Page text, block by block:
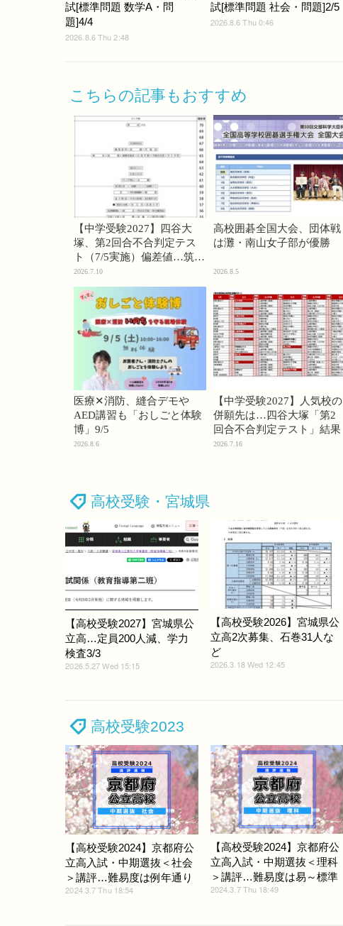
試[標準問題 数学A・問
題]4/4
2026.8.6 Thu 2:48
試[標準問題 社会・問題]2/5
2026.8.6 Thu 0:46
こちらの記事もおすすめ
【中学受験2027】四谷大
塚、第2回合不合判定テス
ト（7/5実施）偏差値…筑駒
74・桜蔭70＜PR＞
2026.7.10
高校囲碁全国大会、団体戦
は灘・南山女子部が優勝
2026.8.5
医療✕消防、縫合デモや
AED講習も「おしごと体験
博」9/5
2026.8.6
【中学受験2027】人気校の
併願先は…四谷大塚「第2
回合不合判定テスト」結果
2026.7.16
高校受験・宮城県
【高校受験2027】宮城県公
立高…定員200人減、学力
検査3/3
2026.5.27 Wed 15:15
【高校受験2026】宮城県公
立高2次募集、石巻31人な
ど
2026.3.18 Wed 12:45
高校受験2023
【高校受験2024】京都府公
立高入試・中期選抜＜社会
＞講評…難易度は例年通り
2024.3.7 Thu 18:54
【高校受験2024】京都府公
立高入試・中期選抜＜理科
＞講評…難易度は易～標準
2024.3.7 Thu 18:49